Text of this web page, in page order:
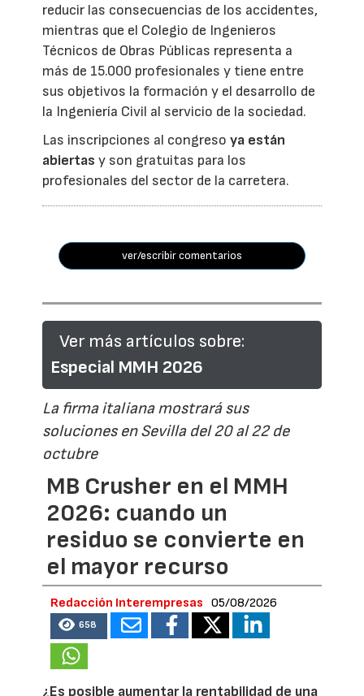
reducir las consecuencias de los accidentes,
mientras que el Colegio de Ingenieros
Técnicos de Obras Públicas representa a
más de 15.000 profesionales y tiene entre
sus objetivos la formación y el desarrollo de
la Ingeniería Civil al servicio de la sociedad.
Las inscripciones al congresoya están
abiertas y son gratuitas para los
profesionales del sector de la carretera.
ver/escribir comentarios
Ver más artículos sobre:
Especial MMH 2026
La firma italiana mostrará sus
soluciones en Sevilla del 20 al 22 de
octubre
MB Crusher en el MMH
2026: cuando un
residuo se convierte en
el mayor recurso
Redacción Interempresas 05/08/2026
658
¿Es posible aumentar la rentabilidad de una